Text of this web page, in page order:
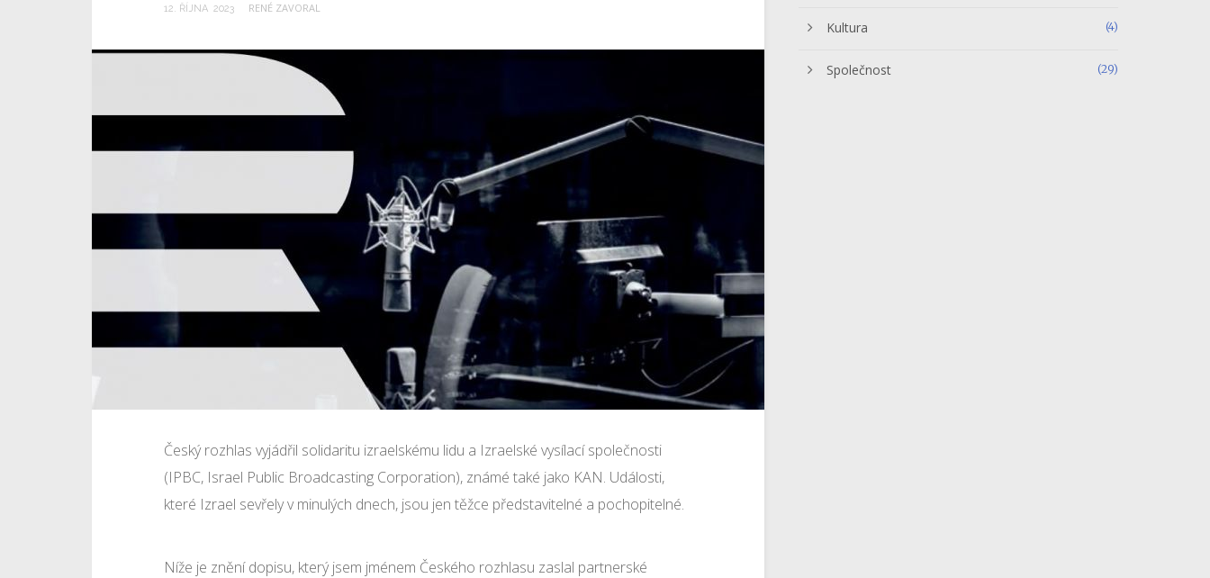
12. ŘÍJNA 2023 RENÉ ZAVORAL
Český rozhlas vyjádřil solidaritu izraelskému lidu a Izraelské vysílací společnosti
(IPBC, Israel Public Broadcasting Corporation), známé také jako KAN. Události,
které Izrael sevřely v minulých dnech, jsou jen těžce představitelné a pochopitelné.
Níže je znění dopisu, který jsem jménem Českého rozhlasu zaslal partnerské
Kultura (4)
Společnost (29)